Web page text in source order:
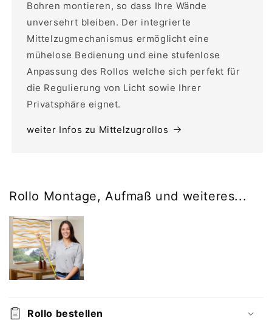
Bohren montieren, so dass Ihre Wände
unversehrt bleiben. Der integrierte
Mittelzugmechanismus ermöglicht eine
mühelose Bedienung und eine stufenlose
Anpassung des Rollos welche sich perfekt für
die Regulierung von Licht sowie Ihrer
Privatsphäre eignet.
weiter Infos zu Mittelzugrollos
Rollo Montage, Aufmaß und weiteres...
Rollo bestellen